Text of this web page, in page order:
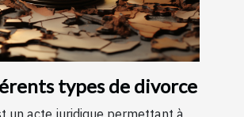
types de divorce
un acte juridique permettant à